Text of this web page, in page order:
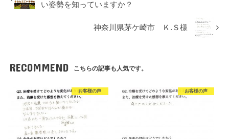
い姿勢を知っていますか？
神奈川県茅ケ崎市 Ｋ.Ｓ様
RECOMMEND こちらの記事も人気です。
お客様の声 お客様の声